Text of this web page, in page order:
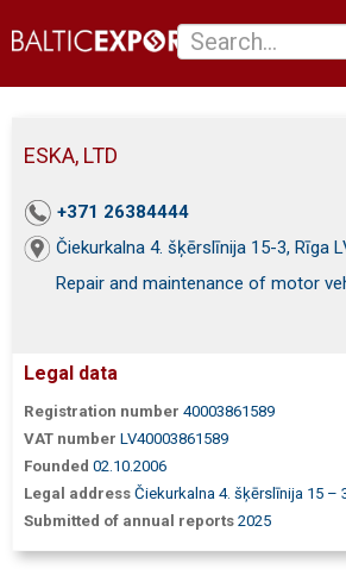
ESKA, LTD
+371 26384444
Čiekurkalna 4. šķērslīnija 15-3, Rīga
Repair and maintenance of motor
Legal data
Registration number 40003861589
VAT number LV40003861589
Founded 02.10.2006
Legal address Čiekurkalna 4. šķērslīnija 15 –
Submitted of annual reports 2025